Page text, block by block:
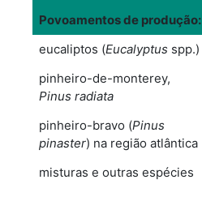
Povoamentos de produção:
eucaliptos (Eucalyptus spp.)
pinheiro-de-monterey,
Pinus radiata
pinheiro-bravo (Pinus
pinaster) na região atlântica
misturas e outras espécies